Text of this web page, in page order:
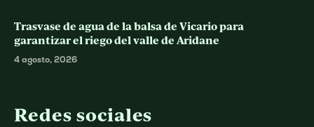
Trasvase de agua de la balsa de Vicario para
garantizar el riego del valle de Aridane
4 agosto, 2026
Redes sociales